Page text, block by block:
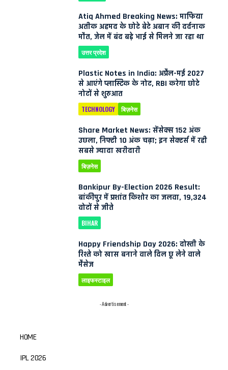
Atiq Ahmed Breaking News: माफिया
अतीक अहमद के छोटे बेटे अबान की दर्दनाक
मौत, जेल में बंद बड़े भाई से मिलने जा रहा था
उत्तर प्रदेश
Plastic Notes in India: अप्रैल-मई 2027
से आएंगे प्लास्टिक के नोट, RBI करेगा छोटे
नोटों से शुरुआत
TECHNOLOGY बिज़नेस
Share Market News: सेंसेक्स 152 अंक
उछला, निफ्टी 10 अंक चढ़ा; इन सेक्टर्स में रही
सबसे ज्यादा खरीदारी
बिज़नेस
Bankipur By-Election 2026 Result:
बांकीपुर में प्रशांत किशोर का जलवा, 19,324
वोटों से जीते
BIHAR
Happy Friendship Day 2026: दोस्ती के
रिश्ते को खास बनाने वाले दिल छू लेने वाले
मैसेज
लाइफस्टाइल
- Advertisement -
HOME
IPL 2026